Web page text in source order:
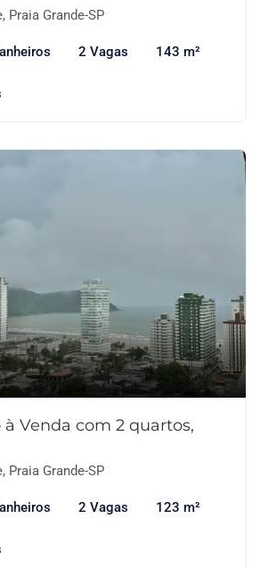
Praia Grande-SP
2 Vagas 143 m²
Venda com 2 quartos,
Praia Grande-SP
2 Vagas 123 m²